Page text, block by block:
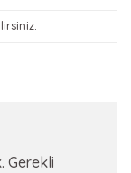
Gerekli